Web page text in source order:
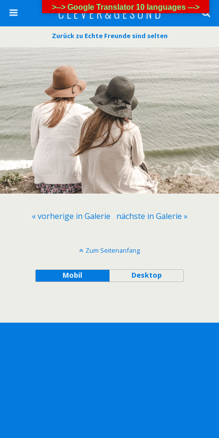
C L E V E R & G E S U N D
Zurück zu Echte Freunde sind selten
« vorherige in Galerie nächste in Galerie »
Zum Seitenanfang
Mobil Desktop
>--> Google Translator 10 languages --->